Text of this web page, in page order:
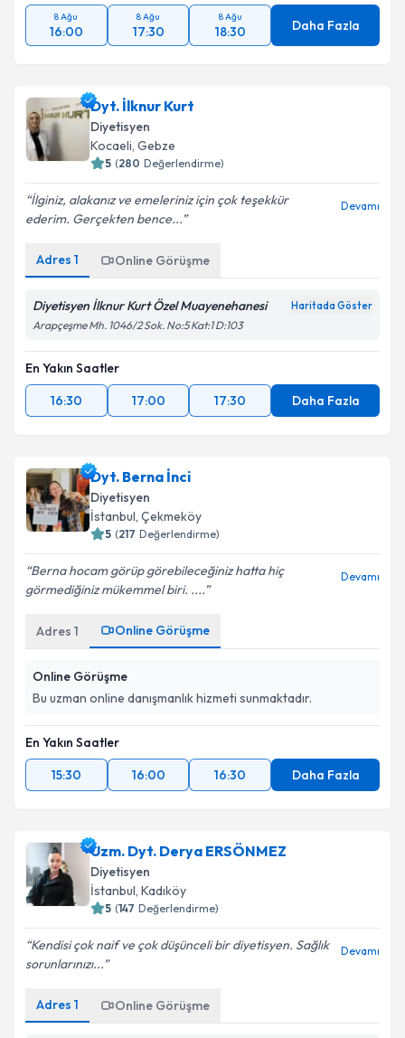
8 Ağu
16:00
8 Ağu
17:30
8 Ağu
18:30 Daha Fazla
Dyt. İlknur Kurt
Diyetisyen
Kocaeli, Gebze
5 (280 Değerlendirme)
İlginiz, alakanız ve emeleriniz için çok teşekkür
ederim. Gerçekten bence...
Devamı
Adres 1 Online Görüşme
Diyetisyen İlknur Kurt Özel Muayenehanesi Haritada Göster
Arapçeşme Mh. 1046/2 Sok. No:5 Kat:1 D:103
En Yakın Saatler
16:30
17:00 17:30 Daha Fazla
Dyt. Berna İnci
Diyetisyen
İstanbul, Çekmeköy
5 (217 Değerlendirme)
Berna hocam️ görüp görebileceğiniz hatta hiç
görmediğiniz mükemmel biri. ....
Devamı
Adres 1 Online Görüşme
Online Görüşme
Bu uzman online danışmanlık hizmeti sunmaktadır.
En Yakın Saatler
15:30
16:00 16:30 Daha Fazla
Uzm. Dyt. Derya ERSÖNMEZ
Diyetisyen
İstanbul, Kadıköy
5 (147 Değerlendirme)
Kendisi çok naif ve çok düşünceli bir diyetisyen. Sağlık
sorunlarınızı...
Devamı
Adres 1 Online Görüşme